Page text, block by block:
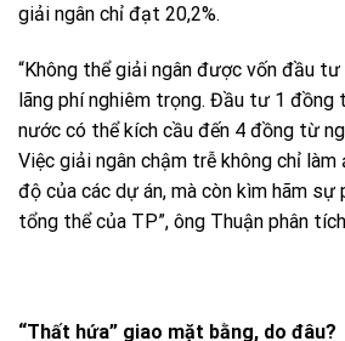
giải ngân chỉ đạt 20,2%.
“Không thể giải ngân được vốn đầu
lãng phí nghiêm trọng. Đầu tư 1 đồng
nước có thể kích cầu đến 4 đồng từ
Việc giải ngân chậm trễ không chỉ làm
độ của các dự án, mà còn kìm hãm
tổng thể của TP”, ông Thuận phân
“Thất hứa” giao mặt bằng, do đâu?